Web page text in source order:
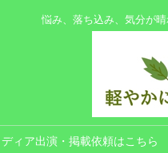
悩み、落ち込み、気分が
ディア出演・掲載依頼はこちら